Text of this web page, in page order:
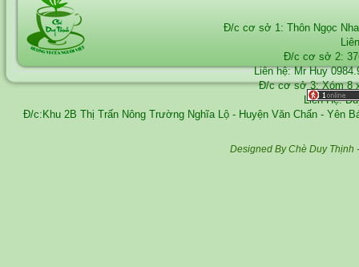
Đ/c cơ sở 1: Thôn Ngọc
Đ/c cơ sở 2:
Liên hệ: Mr Huy
Đ/c cơ sở 3: Xóm 8
Liên Hệ:
Đ/c:Khu 2B Thị Trấn Nông Trường Nghĩa Lộ - Huyện Văn Chấn - Yên
Designed By Chè Duy Thịnh -